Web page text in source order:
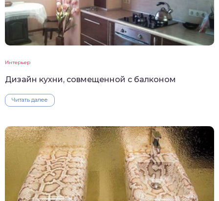
Интерьер
Дизайн кухни, совмещенной с балконом
Читать далее